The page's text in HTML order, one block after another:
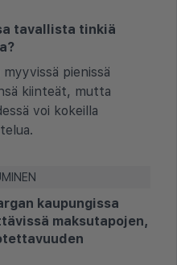
tavallista tinkiä
pienissä
kiinteät, mutta
voi kokeilla
kaupungissa
maksutapojen,